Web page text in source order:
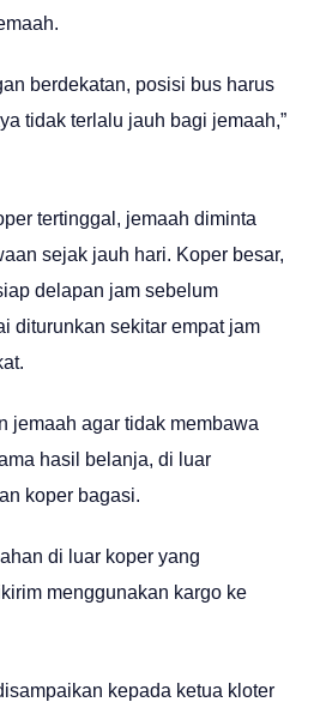
berdekatan, posisi bus harus
tidak terlalu jauh bagi jemaah,”
tertinggal, jemaah diminta
sejak jauh hari. Koper besar,
delapan jam sebelum
diturunkan sekitar empat jam
jemaah agar tidak membawa
hasil belanja, di luar
koper bagasi.
di luar koper yang
menggunakan kargo ke
kepada ketua kloter